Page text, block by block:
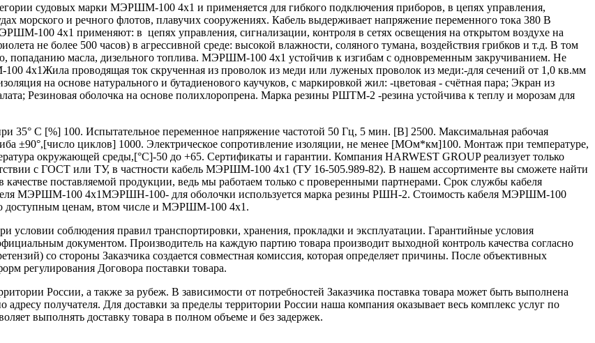
судовых марки МЭРШМ-100 4х1 и применяется для гибкого подключения приборов, в цепях управления,
морского и речного флотов, плавучих сооружениях. Кабель выдерживает напряжение переменного тока 380 В
100 4х1 применяют: в цепях управления, сигнализации, контроля в сетях освещения на открытом воздухе на
не более 500 часов) в агрессивной среде: высокой влажности, соляного тумана, воздействия грибков и т.д. В том
масла, дизельного топлива. МЭРШМ-100 4х1 устойчив к изгибам с одновременным закручиванием. Не
4х1Жила проводящая ток скрученная из проволок из меди или луженых проволок из меди:-для сечений от 1,0 кв.мм
на основе натурального и бутадиенового каучуков, с маркировкой жил: -цветовая - счётная пара; Экран из
Резиновая оболочка на основе полихлоропрена. Марка резины РШТМ-2 -резина устойчива к теплу и морозам для
C [%] 100. Испытательное переменное напряжение частотой 50 Гц, 5 мин. [В] 2500. Максимальная рабочая
±90°,[число циклов] 1000. Электрическое сопротивление изоляции, не менее [МОм*км]100. Монтаж при температуре,
окружающей среды,[°C]-50 до +65. Сертификаты и гарантии. Компания HARWEST GROUP реализует только
с ГОСТ или ТУ, в частности кабель МЭРШМ-100 4х1 (ТУ 16-505.989-82). В нашем ассортименте вы сможете найти
поставляемой продукции, ведь мы работаем только с проверенными партнерами. Срок службы кабеля
МЭРШМ-100 4х1МЭРШН-100- для оболочки используется марка резины РШН-2. Стоимость кабеля МЭРШМ-100
доступным ценам, втом числе и МЭРШМ-100 4х1.
условии соблюдения правил транспортировки, хранения, прокладки и эксплуатации. Гарантийные условия
документом. Производитель на каждую партию товара производит выходной контроль качества согласно
со стороны Заказчика создается совместная комиссия, которая определяет причины. После объективных
регулирования Договора поставки товара.
России, а также за рубеж. В зависимости от потребностей Заказчика поставка товара может быть выполнена
получателя. Для доставки за пределы территории России наша компания оказывает весь комплекс услуг по
выполнять доставку товара в полном объеме и без задержек.